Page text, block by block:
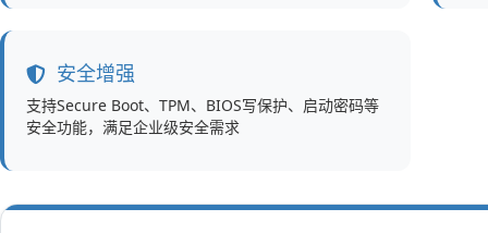
安全增强
支持Secure Boot、TPM、BIOS写保护、启动密码等
安全功能，满足企业级安全需求